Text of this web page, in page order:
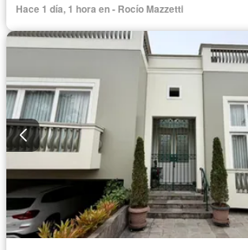
Hace 1 día, 1 hora en - Rocío Mazzetti